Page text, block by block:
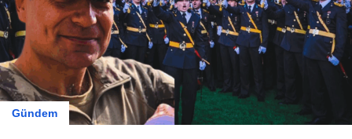
Gündem